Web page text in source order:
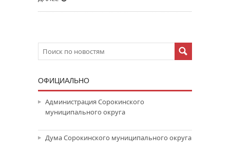
ОФИЦИАЛЬНО
Администрация Сорокинского
муниципального округа
Дума Сорокинского муниципального округа